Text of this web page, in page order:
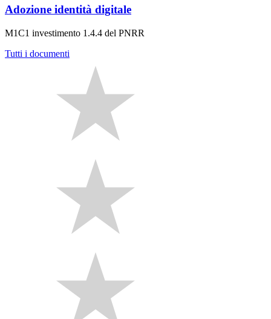
Adozione identità digitale
M1C1 investimento 1.4.4 del PNRR
Tutti i documenti